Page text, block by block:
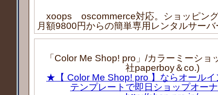
xoops oscommerce対応。ショッピン
月額9800円からの簡単専用レンタルサーバ
「Color Me Shop! pro」/カラーミーショ
社paperboy＆co.)
★【 Color Me Shop! pro 】ならオール
テンプレートで即日ショップオー